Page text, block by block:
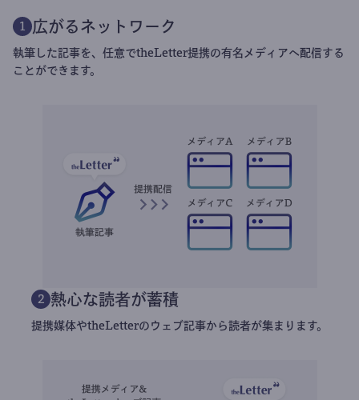
1 広がるネットワーク
執筆した記事を、任意でtheLetter提携の有名メディアへ配信する
ことができます。
2 熱心な読者が蓄積
提携媒体やtheLetterのウェブ記事から読者が集まります。